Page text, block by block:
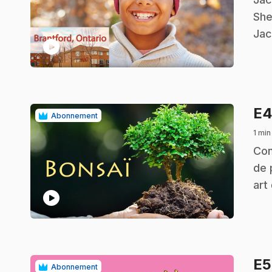
play_circle
Abonnement
play_circle
E4
1
.
de
art
Abonnement E5